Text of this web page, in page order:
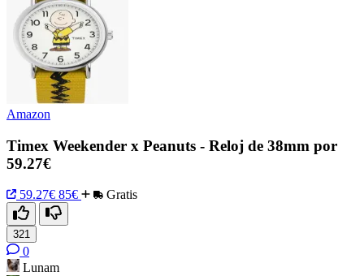
Amazon
Timex Weekender x Peanuts - Reloj de 38mm por
59.27€
59.27€ 85€ Gratis
321
0
Lunam